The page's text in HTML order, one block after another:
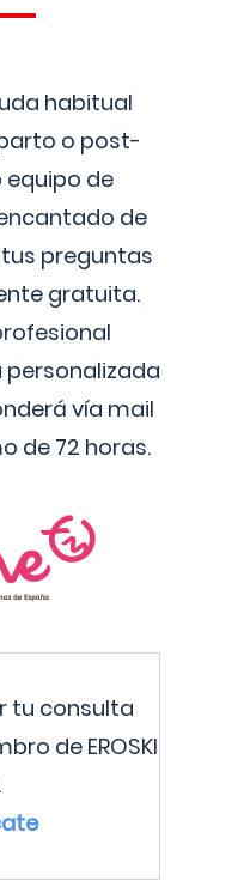
habitual
o post-
de
de
preguntas
gratuita.
vía mail
de 72 horas.
tu consulta
de EROSKI